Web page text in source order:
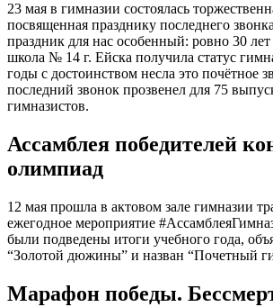
23 мая в гимназии состоялась
посвященная празднику последнего
праздник для нас особенный: ровно 30 лет
школа № 14 г. Ейска получила статус
годы с достоинством несла это почётное
последний звонок прозвенел для 75
гимназистов.
Ассамблея победителей
олимпиад
12 мая прошла в актовом зале гимназии
ежегодное мероприятие
были подведены итоги учебного года,
“Золотой дюжины” и назван “Почетный
Марафон победы.